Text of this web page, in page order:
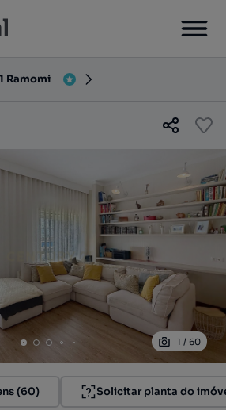
Ramomi
1 / 60
(60) Solicitar planta do